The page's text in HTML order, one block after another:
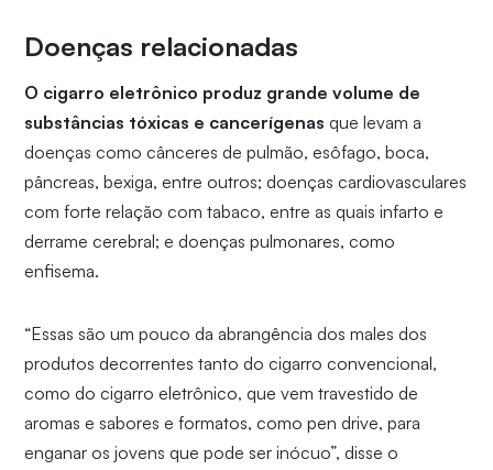
Doenças relacionadas
O cigarro eletrônico produz grande volume de
substâncias tóxicas e cancerígenas que levam a
doenças como cânceres de pulmão, esôfago, boca,
pâncreas, bexiga, entre outros; doenças cardiovasculares
com forte relação com tabaco, entre as quais infarto e
derrame cerebral; e doenças pulmonares, como
enfisema.
“Essas são um pouco da abrangência dos males dos
produtos decorrentes tanto do cigarro convencional,
como do cigarro eletrônico, que vem travestido de
aromas e sabores e formatos, como pen drive, para
enganar os jovens que pode ser inócuo”, disse o